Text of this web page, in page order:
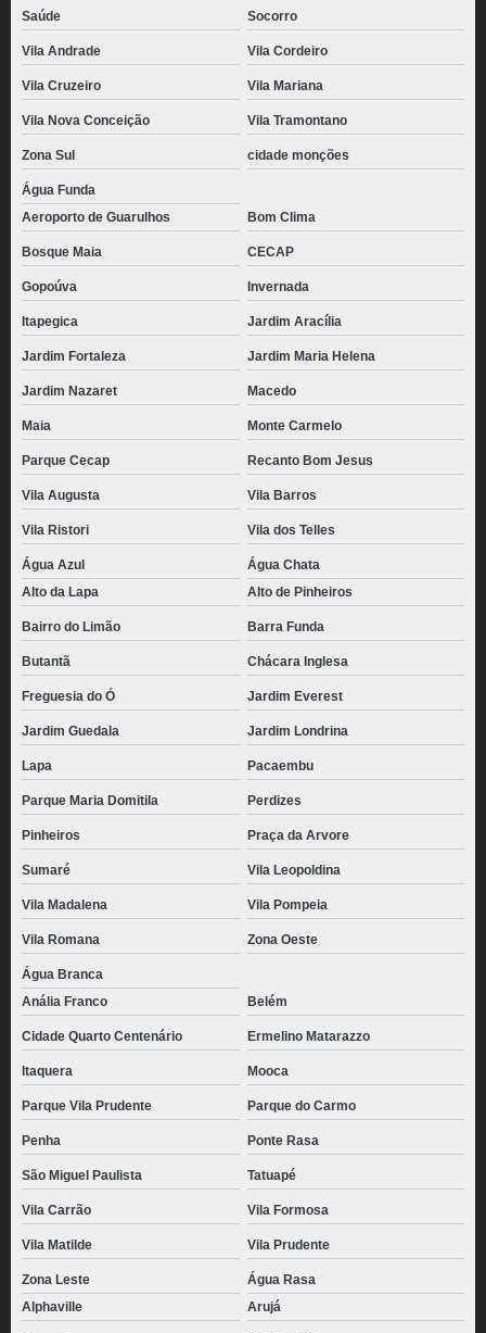
Saúde Socorro
Vila Andrade Vila Cordeiro
Vila Cruzeiro Vila Mariana
Vila Nova Conceição Vila Tramontano
Zona Sul cidade monções
Água Funda
Aeroporto de Guarulhos
Bom Clima
Bosque Maia CECAP
Gopoúva Invernada
Itapegica Jardim Aracília
Jardim Fortaleza Jardim Maria Helena
Jardim Nazaret Macedo
Maia Monte Carmelo
Parque Cecap Recanto Bom Jesus
Vila Augusta Vila Barros
Vila Ristori Vila dos Telles
Água Azul
Água Chata
Alto da Lapa
Alto de Pinheiros
Bairro do Limão Barra Funda
Butantã Chácara Inglesa
Freguesia do Ó Jardim Everest
Jardim Guedala Jardim Londrina
Lapa Pacaembu
Parque Maria Domitila Perdizes
Pinheiros Praça da Arvore
Sumaré Vila Leopoldina
Vila Madalena Vila Pompeia
Vila Romana Zona Oeste
Água Branca
Anália Franco
Belém
Cidade Quarto Centenário Ermelino Matarazzo
Itaquera Mooca
Parque Vila Prudente Parque do Carmo
Penha Ponte Rasa
São Miguel Paulista Tatuapé
Vila Carrão Vila Formosa
Vila Matilde Vila Prudente
Zona Leste
Água Rasa
Alphaville
Arujá